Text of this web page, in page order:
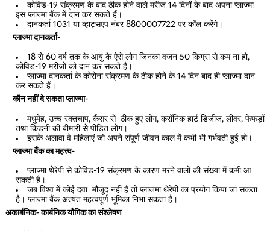
कोविड-19 संक्रमण के बाद ठीक होने वाले मरीज 14 दिनों के बाद अपना प्लाज्मा
इस प्लाज्मा बैंक में दान कर सकते हैं।
दानकर्ता 1031 या व्हाट्सएप नंबर 8800007722 पर कॉल करेंगे।
प्लाज्मा दानकर्ता-
18 से 60 वर्ष तक के आयु के ऐसे लोग जिनका वजन 50 किग्रा से कम ना हो,
कोविड-19 मरीजों को दान कर सकते हैं।
प्लाज्मा दानकर्ता के कोरोना संक्रमण के ठीक होने के 14 दिन बाद ही प्लाज्मा दान
कर सकते हैं।
कौन नहीं दे सकता प्लाज्मा-
मधुमेह, उच्च रक्तचाप, कैंसर से ठीक हुए लोग, क्रॉनिक हार्ट डिजीज, लीवर, फेफड़ों
तथा किडनी की बीमारी से पीड़ित लोग।
इसके अलावा वे महिलाएं जो अपने संपूर्ण जीवन काल में कभी भी गर्भवती हुई हो।
प्लाज्मा बैंक का महत्त्व-
प्लाज्मा थेरेपी से कोविड-19 संक्रमण के कारण मरने वालों की संख्या में कमी आ
सकती है।
जब विश्व में कोई दवा मौजूद नहीं है तो प्लाजमा थेरेपी का प्रयोग किया जा सकता
है। प्लाज्मा बैंक अत्यंत महत्वपूर्ण भूमिका निभा सकता है।
अकार्बनिक- कार्बनिक यौगिक का संश्लेषण